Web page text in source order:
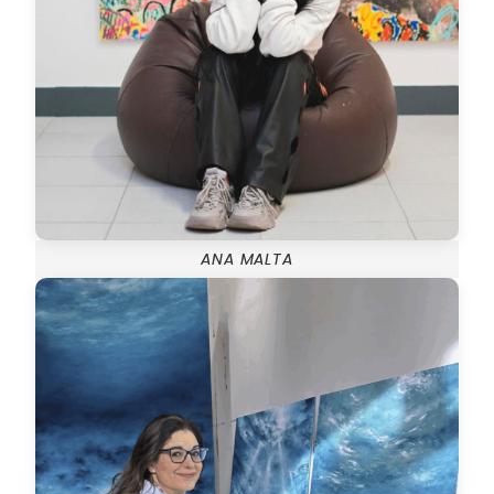
ANA MALTA